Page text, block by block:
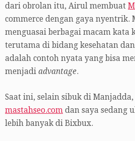
dari obrolan itu, Airul membuat
commerce dengan gaya nyentrik.
menguasai berbagai macam kata
terutama di bidang kesehatan
adalah contoh nyata yang bisa
menjadi advantage.
Saat ini, selain sibuk di
mastahseo.com dan saya sedang
lebih banyak di Bixbux.